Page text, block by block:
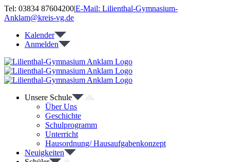
Zum
Inhalt
Tel: 03834 87604200|E-Mail: Lilienthal-Gymnasium-
Anklam@kreis-vg.de
Kalender
Anmelden
Unsere Schule
Über Uns
Geschichte
Schulprogramm
Unterricht
Hausordnung/ Hausaufgabenkonzept
Neuigkeiten